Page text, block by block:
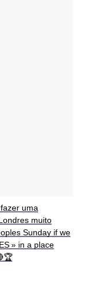
uma
muito
Sunday if we
» in a place